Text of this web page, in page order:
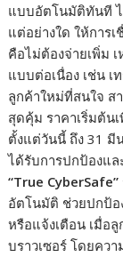
แบบอัตโนมัติทันที
แต่อย่างใด ให้การ
คือไม่ต้องจ่ายเพิ่ม
แบบต่อเนื่อง เช่น
ลูกค้าใหม่ที่สนใจ ส
สุดคุ้ม ราคาเริ่มต้น
ตั้งแต่วันนี้ ถึง 31 มี
ได้รับการปกป้องแ
“True CyberSafe”
อัตโนมัติ ช่วยปกป้อ
หรือแจ้งเตือน เมื่อ
บราวเซอร์ โดยคว